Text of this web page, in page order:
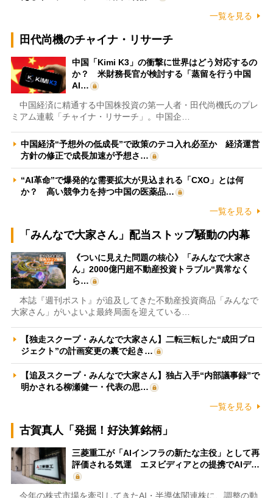
一覧を見る
田代尚機のチャイナ・リサーチ
中国「Kimi K3」の衝撃に世界はどう対応するの
か？ 米財務長官が検討する「蒸留を行う中国
AI…
中国経済に精通する中国株投資の第一人者・田代尚機氏のプレ
ミアム連載「チャイナ・リサーチ」。中国企…
中国経済“予想外の低成長”で政策のテコ入れ必至か 経済運営
方針の修正で成長加速が予想さ…
“AI革命”で爆発的な需要拡大が見込まれる「CXO」とは何
か？ 高い競争力を持つ中国の医薬品…
一覧を見る
「みんなで大家さん」配当ストップ騒動の内幕
《ついに見えた問題の核心》「みんなで大家さ
ん」2000億円超不動産投資トラブル“異常なく
ら…
本誌『週刊ポスト』が追及してきた不動産投資商品「みんなで
大家さん」がいよいよ最終局面を迎えている…
【独走スクープ・みんなで大家さん】二転三転した“成田プロ
ジェクト”の計画変更の裏で起き…
【追及スクープ・みんなで大家さん】独占入手“内部議事録”で
明かされる柳瀬健一・代表の思…
一覧を見る
古賀真人「発掘！好決算銘柄」
三菱重工が「AIインフラの新たな主役」として再
評価される気運 エヌビディアとの提携でAIデ…
今年の株式市場を牽引してきたAI・半導体関連株に、調整の動